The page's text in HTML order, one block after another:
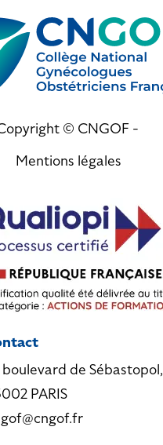
© CNGOF -
Mentions légales
boulevard de Sébastopol,
PARIS